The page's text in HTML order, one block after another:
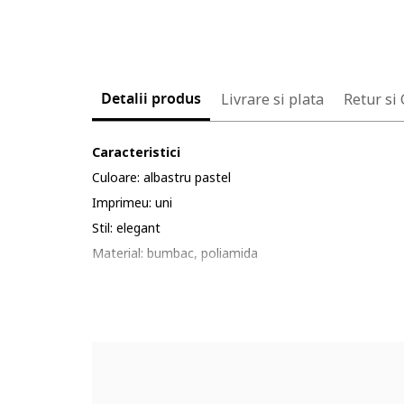
Detalii produs Livrare si plata Retur si
Caracteristici
Culoare: albastru pastel
Imprimeu: uni
Stil: elegant
Material: bumbac, poliamida